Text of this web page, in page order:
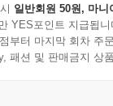
투쟁의 강력한 무
함께 울려 퍼진 저
일반회원 50원, 마니
YES포인트 지급됩니
부터 마지막 회차 주
패션 및 판매금지 상